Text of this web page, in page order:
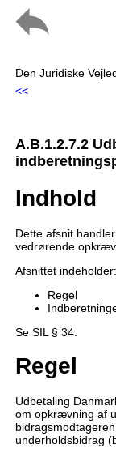
Den Juridiske
<<
A.B.1.2.7.2
Indhold
Dette afsnit
vedrørende
Afsnittet indeholder:
Regel
Se SIL § 34.
Regel
Udbetaling
om opkrævning af
underholdsbidrag